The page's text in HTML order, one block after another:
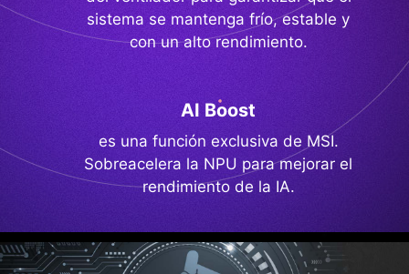
sistema se mantenga frío, estable y
con un alto rendimiento.
AI Boost
es una función exclusiva de MSI.
Sobreacelera la NPU para mejorar el
rendimiento de la IA.